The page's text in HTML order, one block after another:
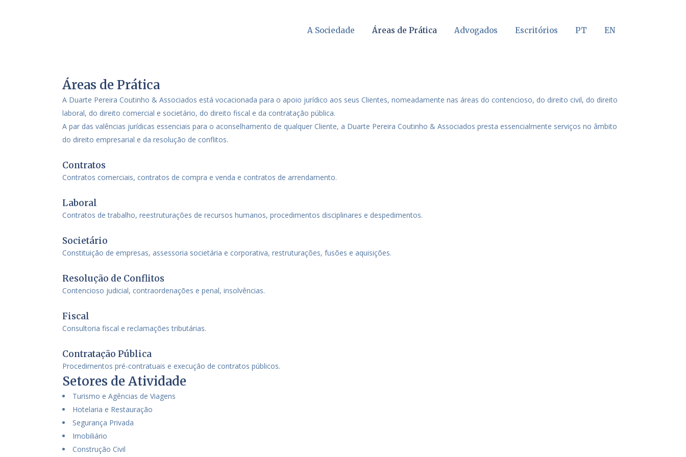
A Sociedade Áreas de Prática Advogados Escritórios PT EN
Áreas de Prática
A Duarte Pereira Coutinho & Associados está vocacionada para o apoio jurídico aos seus Clientes, nomeadamente nas áreas do contencioso, do direito civil, do direito
laboral, do direito comercial e societário, do direito fiscal e da contratação pública.
A par das valências jurídicas essenciais para o aconselhamento de qualquer Cliente, a Duarte Pereira Coutinho & Associados presta essencialmente serviços no âmbito
do direito empresarial e da resolução de conflitos.
Contratos
Contratos comerciais, contratos de compra e venda e contratos de arrendamento.
Laboral
Contratos de trabalho, reestruturações de recursos humanos, procedimentos disciplinares e despedimentos.
Societário
Constituição de empresas, assessoria societária e corporativa, restruturações, fusões e aquisições.
Resolução de Conflitos
Contencioso judicial, contraordenações e penal, insolvências.
Fiscal
Consultoria fiscal e reclamações tributárias.
Contratação Pública
Procedimentos pré-contratuais e execução de contratos públicos.
Setores de Atividade
Turismo e Agências de Viagens
Hotelaria e Restauração
Segurança Privada
Imobiliário
Construção Civil